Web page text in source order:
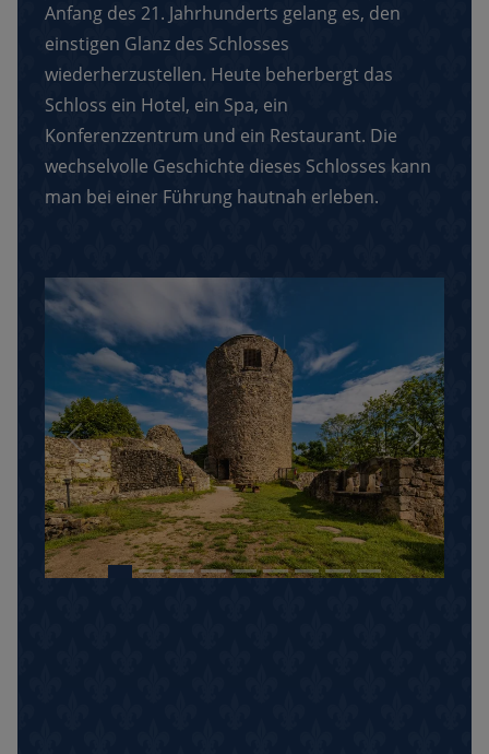
Anfang des 21. Jahrhunderts gelang es, den
einstigen Glanz des Schlosses
wiederherzustellen. Heute beherbergt das
Schloss ein Hotel, ein Spa, ein
Konferenzzentrum und ein Restaurant. Die
wechselvolle Geschichte dieses Schlosses kann
man bei einer Führung hautnah erleben.
Previous Next